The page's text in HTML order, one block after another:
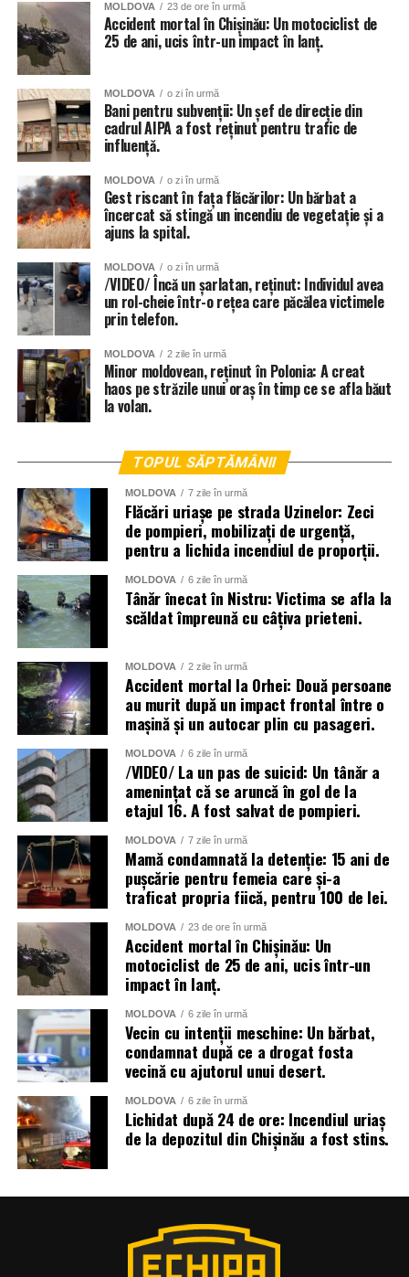
grădinițe din sectoarele Botanica, Buiucani, Centru și
Râșcani. Totuși autoritățile dau asigurări că situația va fi
remediată în cel mai scurt timp.
Inundat a fost și teatrul de Operă și Balet Maria Bieșu, sub
presiunea apei de pe acoperiș, au cedat două țevi.
Inundate au fost și trecerile subterane de pietoni, dar și
parcările amenajate în subsolurile blocurilor locative.
aproape două mii de angajați ai Ministerului Afacerilor
Interne, dar și toate serviciile specializate de nivel local,
raional și național.
Menționăm că meteorologii prognozează vreme instabilă
și pentru următoarele zile.
MOLDOVA 23 de ore în urmă
Accident mortal în Chișinău: Un motociclist de
25 de ani, ucis într-un impact în lanț.
MOLDOVA o zi în urmă
Bani pentru subvenții: Un șef de direcție din
cadrul AIPA a fost reținut pentru trafic de
influență.
MOLDOVA o zi în urmă
Gest riscant în fața flăcărilor: Un bărbat a
încercat să stingă un incendiu de vegetație și a
ajuns la spital.
MOLDOVA o zi în urmă
/VIDEO/ Încă un șarlatan, reținut: Individul avea
un rol-cheie într-o rețea care păcălea victimele
prin telefon.
MOLDOVA 2 zile în urmă
Minor moldovean, reținut în Polonia: A creat
haos pe străzile unui oraș în timp ce se afla băut
la volan.
TOPUL SĂPTĂMÂNII
MOLDOVA 7 zile în urmă
Flăcări uriașe pe strada Uzinelor: Zeci
de pompieri, mobilizați de urgență,
pentru a lichida incendiul de proporții.
MOLDOVA 6 zile în urmă
Tânăr înecat în Nistru: Victima se afla la
scăldat împreună cu câțiva prieteni.
MOLDOVA 2 zile în urmă
Accident mortal la Orhei: Două persoane
au murit după un impact frontal între o
mașină și un autocar plin cu pasageri.
MOLDOVA 6 zile în urmă
/VIDEO/ La un pas de suicid: Un tânăr a
amenințat că se aruncă în gol de la
etajul 16. A fost salvat de pompieri.
MOLDOVA 7 zile în urmă
Mamă condamnată la detenție: 15 ani de
pușcărie pentru femeia care și-a
traficat propria fiică, pentru 100 de lei.
MOLDOVA 23 de ore în urmă
Accident mortal în Chișinău: Un
motociclist de 25 de ani, ucis într-un
impact în lanț.
MOLDOVA 6 zile în urmă
Vecin cu intenții meschine: Un bărbat,
condamnat după ce a drogat fosta
vecină cu ajutorul unui desert.
MOLDOVA 6 zile în urmă
Lichidat după 24 de ore: Incendiul uriaș
de la depozitul din Chișinău a fost stins.